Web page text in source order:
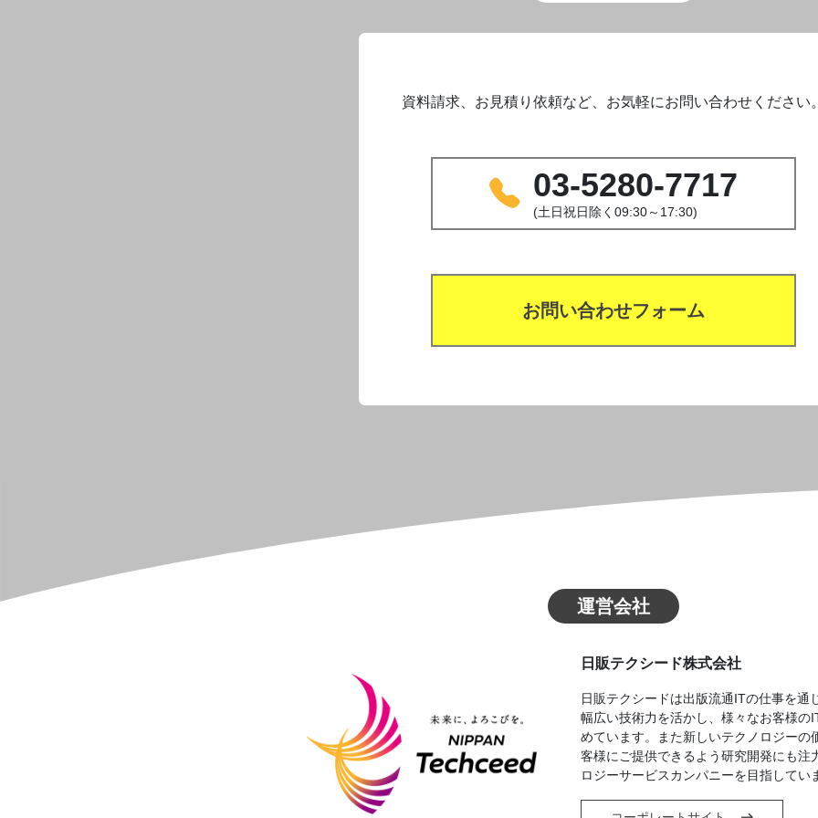
資料請求、お見積り依頼など、お気軽にお問い合わせください
03-5280-7717
(土日祝日除く09:30～17:30)
お問い合わせフォーム
運営会社
日販テクシード株式会社
日販テクシードは出版流通ITの仕事を通
幅広い技術力を活かし、様々なお客様の
めています。また新しいテクノロジーの
客様にご提供できるよう研究開発にも注
ロジーサービスカンパニーを目指してい